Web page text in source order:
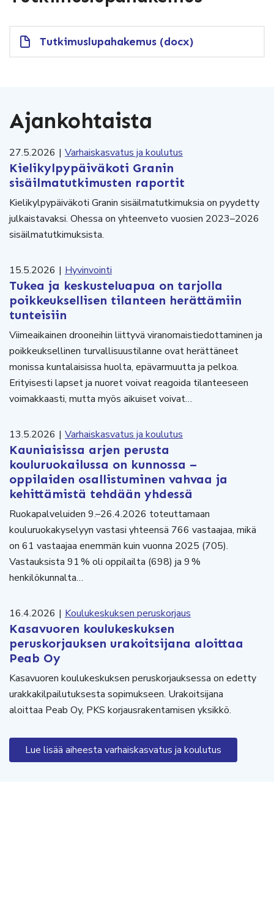
Tutkimuslupahakemus (docx)
Ajankohtaista
27.5.2026 | Varhaiskasvatus ja koulutus
Kielikylpypäiväkoti Granin
sisäilmatutkimusten raportit
Kielikylpypäiväkoti Granin sisäilmatutkimuksia on pyydetty
julkaistavaksi. Ohessa on yhteenveto vuosien 2023–2026
sisäilmatutkimuksista.
15.5.2026 | Hyvinvointi
Tukea ja keskusteluapua on tarjolla
poikkeuksellisen tilanteen herättämiin
tunteisiin
Viimeaikainen drooneihin liittyvä viranomaistiedottaminen ja
poikkeuksellinen turvallisuustilanne ovat herättäneet
monissa kuntalaisissa huolta, epävarmuutta ja pelkoa.
Erityisesti lapset ja nuoret voivat reagoida tilanteeseen
voimakkaasti, mutta myös aikuiset voivat…
13.5.2026 | Varhaiskasvatus ja koulutus
Kauniaisissa arjen perusta
kouluruokailussa on kunnossa –
oppilaiden osallistuminen vahvaa ja
kehittämistä tehdään yhdessä
Ruokapalveluiden 9.–26.4.2026 toteuttamaan
kouluruokakyselyyn vastasi yhteensä 766 vastaajaa, mikä
on 61 vastaajaa enemmän kuin vuonna 2025 (705).
Vastauksista 91 % oli oppilailta (698) ja 9 %
henkilökunnalta…
16.4.2026 | Koulukeskuksen peruskorjaus
Kasavuoren koulukeskuksen
peruskorjauksen urakoitsijana aloittaa
Peab Oy
Kasavuoren koulukeskuksen peruskorjauksessa on edetty
urakkakilpailutuksesta sopimukseen. Urakoitsijana
aloittaa Peab Oy, PKS korjausrakentamisen yksikkö.
Lue lisää aiheesta varhaiskasvatus ja koulutus